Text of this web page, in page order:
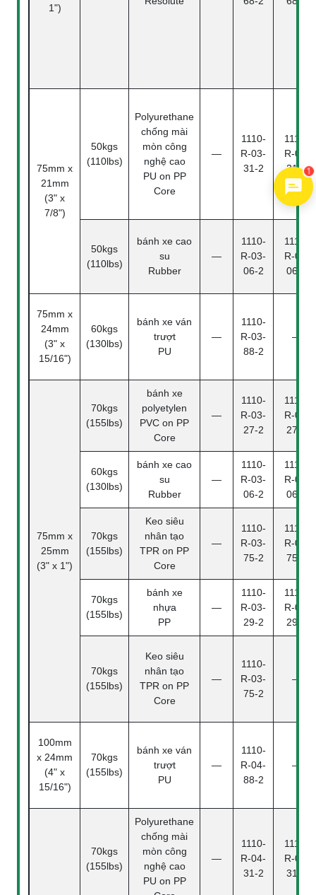
1")
75mm x
21mm
(3" x
7/8")
50kgs
(110lbs)
Polyurethane
chống mài
mòn công
nghệ cao
PU on PP
Core
—
1110-
R-03-
31-2
1110-
R-03-
31-4
50kgs
(110lbs)
bánh xe cao
su
Rubber
—
1110-
R-03-
06-2
1110-
R-03-
06-4
75mm x
24mm
(3" x
15/16")
60kgs
(130lbs)
bánh xe ván
trượt
PU
—
1110-
R-03-
88-2
—
75mm x
25mm
(3" x 1")
70kgs
(155lbs)
bánh xe
polyetylen
PVC on PP
Core
—
1110-
R-03-
27-2
1110-
R-03-
27-4
60kgs
(130lbs)
bánh xe cao
su
Rubber
—
1110-
R-03-
06-2
1110-
R-03-
06-4
70kgs
(155lbs)
Keo siêu
nhân tạo
TPR on PP
Core
—
1110-
R-03-
75-2
1110-
R-03-
75-4
70kgs
(155lbs)
bánh xe
nhựa
PP
—
1110-
R-03-
29-2
1110-
R-03-
29-4
70kgs
(155lbs)
Keo siêu
nhân tạo
TPR on PP
Core
—
1110-
R-03-
75-2
—
100mm
x 24mm
(4" x
15/16")
70kgs
(155lbs)
bánh xe ván
trượt
PU
—
1110-
R-04-
88-2
—
70kgs
(155lbs)
Polyurethane
chống mài
mòn công
nghệ cao
PU on PP
—
1110-
R-04-
31-2
1110-
R-04-
31-4
1